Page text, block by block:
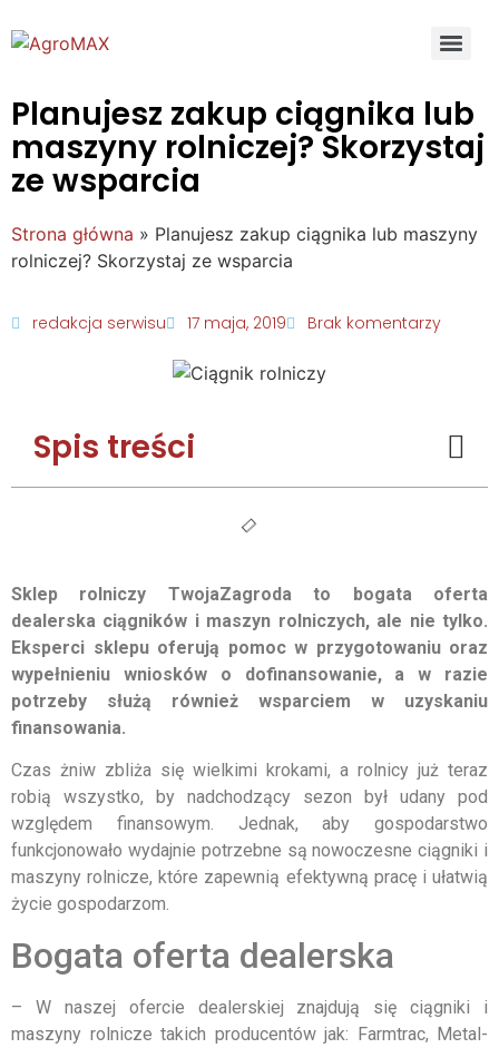
Planujesz zakup ciągnika lub
maszyny rolniczej? Skorzystaj
ze wsparcia
Strona główna » Planujesz zakup ciągnika lub maszyny
rolniczej? Skorzystaj ze wsparcia
redakcja serwisu 17 maja, 2019 Brak komentarzy
Spis treści
Sklep rolniczy TwojaZagroda to bogata oferta
dealerska ciągników i maszyn rolniczych, ale nie tylko.
Eksperci sklepu oferują pomoc w przygotowaniu oraz
wypełnieniu wniosków o dofinansowanie, a w razie
potrzeby służą również wsparciem w uzyskaniu
finansowania.
Czas żniw zbliża się wielkimi krokami, a rolnicy już teraz
robią wszystko, by nadchodzący sezon był udany pod
względem finansowym. Jednak, aby gospodarstwo
funkcjonowało wydajnie potrzebne są nowoczesne ciągniki i
maszyny rolnicze, które zapewnią efektywną pracę i ułatwią
życie gospodarzom.
Bogata oferta dealerska
– W naszej ofercie dealerskiej znajdują się ciągniki i
maszyny rolnicze takich producentów jak: Farmtrac, Metal-